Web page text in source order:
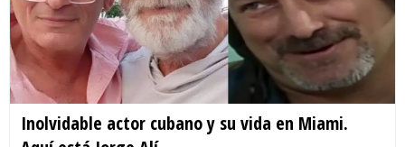
Inolvidable actor cubano y su vida en Miami.